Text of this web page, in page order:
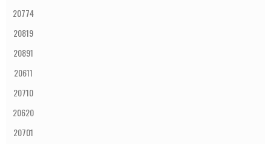
20774
20819
20891
20611
20710
20620
20701